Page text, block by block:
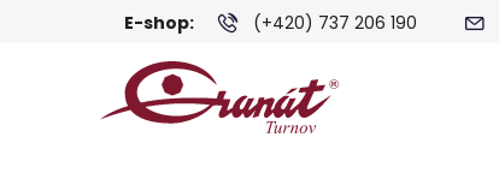
E-shop: (+420) 737 206 190